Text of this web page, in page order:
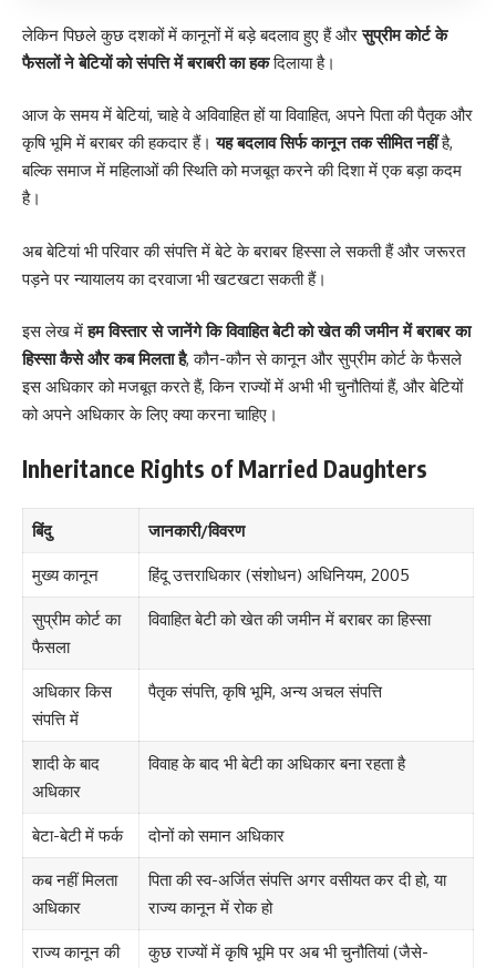
लेकिन पिछले कुछ दशकों में कानूनों में बड़े बदलाव हुए हैं औरसुप्रीम कोर्ट के
फैसलों ने बेटियों को संपत्ति में बराबरी का हकदिलाया है।
आज के समय में बेटियां, चाहे वे अविवाहित हों या विवाहित, अपने पिता की पैतृक और
कृषि भूमि में बराबर की हकदार हैं।यह बदलाव सिर्फ कानून तक सीमित नहींहै,
बल्कि समाज में महिलाओं की स्थिति को मजबूत करने की दिशा में एक बड़ा कदम
है।
अब बेटियां भी परिवार की संपत्ति में बेटे के बराबर हिस्सा ले सकती हैं और जरूरत
पड़ने पर न्यायालय का दरवाजा भी खटखटा सकती हैं।
इस लेख मेंहम विस्तार से जानेंगे कि विवाहित बेटी को खेत की जमीन में बराबर का
हिस्सा कैसे और कब मिलता है, कौन-कौन से कानून और सुप्रीम कोर्ट के फैसले
इस अधिकार को मजबूत करते हैं, किन राज्यों में अभी भी चुनौतियां हैं, और बेटियों
को अपने अधिकार के लिए क्या करना चाहिए।
Inheritance Rights of Married Daughters
बिंदु जानकारी/विवरण
मुख्य कानून हिंदू उत्तराधिकार (संशोधन) अधिनियम, 2005
सुप्रीम कोर्ट का
फैसला
विवाहित बेटी को खेत की जमीन में बराबर का हिस्सा
अधिकार किस
संपत्ति में
पैतृक संपत्ति, कृषि भूमि, अन्य अचल संपत्ति
शादी के बाद
अधिकार
विवाह के बाद भी बेटी का अधिकार बना रहता है
बेटा-बेटी में फर्क दोनों को समान अधिकार
कब नहीं मिलता
अधिकार
पिता की स्व-अर्जित संपत्ति अगर वसीयत कर दी हो, या
राज्य कानून में रोक हो
राज्य कानून की
कुछ राज्यों में कृषि भूमि पर अब भी चुनौतियां (जैसे-